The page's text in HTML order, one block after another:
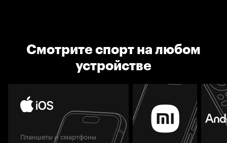
Смотрите спорт на любом
устройстве
Планшеты и смартфоны